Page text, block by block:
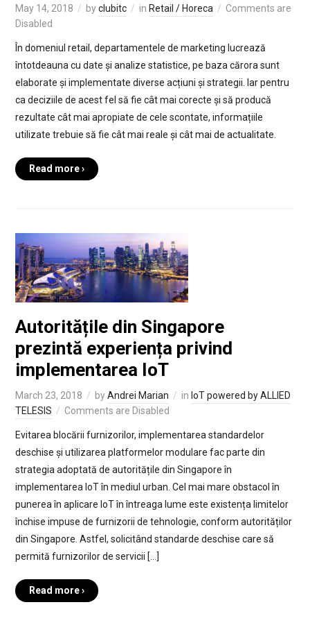
May 14, 2018 byclubitc in Retail / Horeca
Comments are
Disabled
În domeniul retail, departamentele de marketing lucrează
întotdeauna cu date și analize statistice, pe baza cărora sunt
elaborate și implementate diverse acțiuni și strategii. Iar pentru
ca deciziile de acest fel să fie cât mai corecte și să producă
rezultate cât mai apropiate de cele scontate, informațiile
utilizate trebuie să fie cât mai reale și cât mai de actualitate.
Read more ›
Autoritățile din Singapore
prezintă experiența privind
implementarea IoT
March 23, 2018 byAndrei Marian in IoT powered by ALLIED
TELESIS
Comments are Disabled
Evitarea blocării furnizorilor, implementarea standardelor
deschise și utilizarea platformelor modulare fac parte din
strategia adoptată de autoritățile din Singapore în
implementarea IoT în mediul urban. Cel mai mare obstacol în
punerea în aplicare IoT în întreaga lume este existența limitelor
închise impuse de furnizorii de tehnologie, conform autorităților
din Singapore. Astfel, solicitând standarde deschise care să
permită furnizorilor de servicii […]
Read more ›